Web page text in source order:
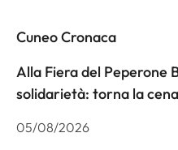
Cuneo Cronaca
Alla Fiera del Peperone
solidarietà: torna la
05/08/2026